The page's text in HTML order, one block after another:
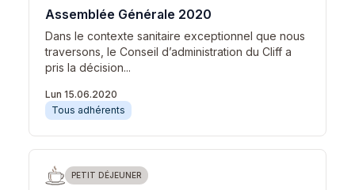
Assemblée Générale 2020
Dans le contexte sanitaire exceptionnel que nous
traversons, le Conseil d’administration du Cliff a
pris la décision...
Lun 15.06.2020
Tous adhérents
PETIT DÉJEUNER